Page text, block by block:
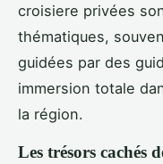
croisiere privées
thématiques,
guidées par des
immersion totale
la région.
Les trésors cachés